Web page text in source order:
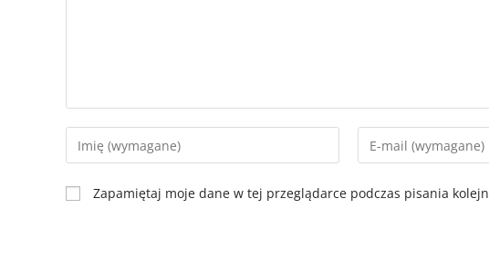
Zapamiętaj moje dane w tej przeglądarce podczas pisania